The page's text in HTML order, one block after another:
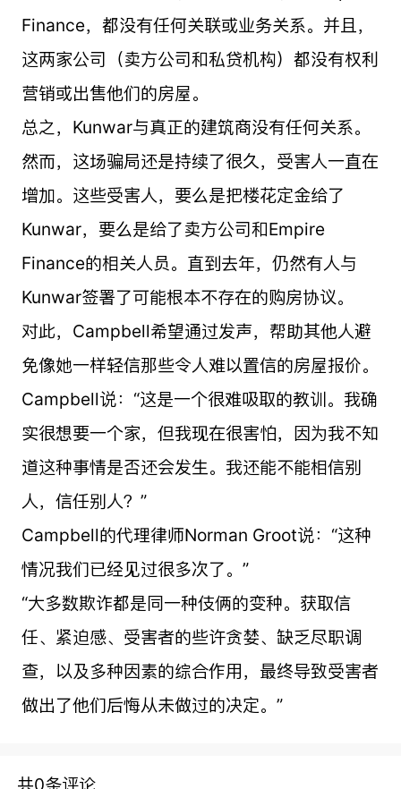
Finance，都没有任何关联或业务关系。并且，
这两家公司（卖方公司和私贷机构）都没有权利
营销或出售他们的房屋。
总之，Kunwar与真正的建筑商没有任何关系。
然而，这场骗局还是持续了很久，受害人一直在
增加。这些受害人，要么是把楼花定金给了
Kunwar，要么是给了卖方公司和Empire
Finance的相关人员。直到去年，仍然有人与
Kunwar签署了可能根本不存在的购房协议。
对此，Campbell希望通过发声，帮助其他人避
免像她一样轻信那些令人难以置信的房屋报价。
Campbell说：“这是一个很难吸取的教训。我确
实很想要一个家，但我现在很害怕，因为我不知
道这种事情是否还会发生。我还能不能相信别
人，信任别人？”
Campbell的代理律师Norman Groot说：“这种
情况我们已经见过很多次了。”
“大多数欺诈都是同一种伎俩的变种。获取信
任、紧迫感、受害者的些许贪婪、缺乏尽职调
查，以及多种因素的综合作用，最终导致受害者
做出了他们后悔从未做过的决定。”
共0条评论